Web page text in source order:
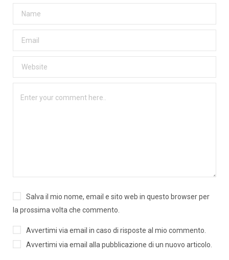
Salva il mio nome, email e sito web in questo browser per
la prossima volta che commento.
Avvertimi via email in caso di risposte al mio commento.
Avvertimi via email alla pubblicazione di un nuovo articolo.